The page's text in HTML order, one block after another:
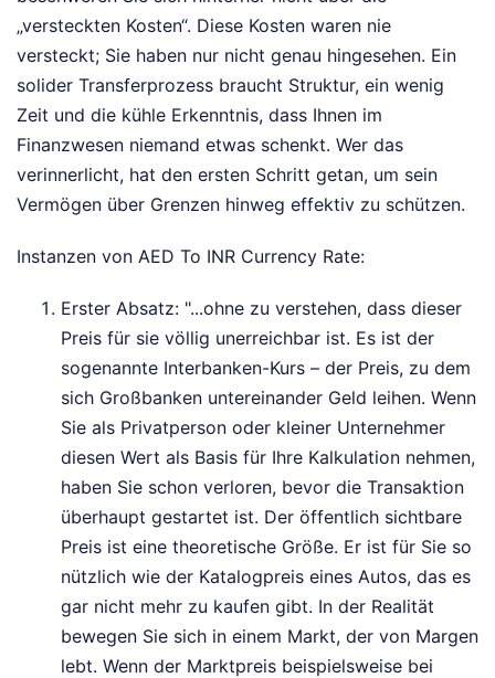
„versteckten Kosten“. Diese Kosten waren nie
versteckt; Sie haben nur nicht genau hingesehen. Ein
solider Transferprozess braucht Struktur, ein wenig
Zeit und die kühle Erkenntnis, dass Ihnen im
Finanzwesen niemand etwas schenkt. Wer das
verinnerlicht, hat den ersten Schritt getan, um sein
Vermögen über Grenzen hinweg effektiv zu schützen.
Instanzen von AED To INR Currency Rate:
Erster Absatz: "...ohne zu verstehen, dass dieser
Preis für sie völlig unerreichbar ist. Es ist der
sogenannte Interbanken-Kurs – der Preis, zu dem
sich Großbanken untereinander Geld leihen. Wenn
Sie als Privatperson oder kleiner Unternehmer
diesen Wert als Basis für Ihre Kalkulation nehmen,
haben Sie schon verloren, bevor die Transaktion
überhaupt gestartet ist. Der öffentlich sichtbare
Preis ist eine theoretische Größe. Er ist für Sie so
nützlich wie der Katalogpreis eines Autos, das es
gar nicht mehr zu kaufen gibt. In der Realität
bewegen Sie sich in einem Markt, der von Margen
lebt. Wenn der Marktpreis beispielsweise bei